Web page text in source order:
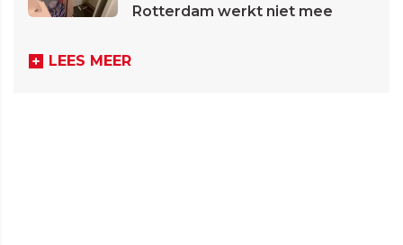
Rotterdam werkt niet mee
LEES MEER